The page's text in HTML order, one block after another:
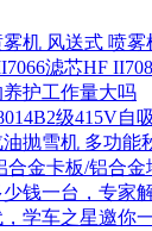
机 风送式 喷雾
滤芯HF
护工作量大吗
级415V自
抛雪机 多功能
合金卡板/铝合金
钱一台，专家
学车之星邀你